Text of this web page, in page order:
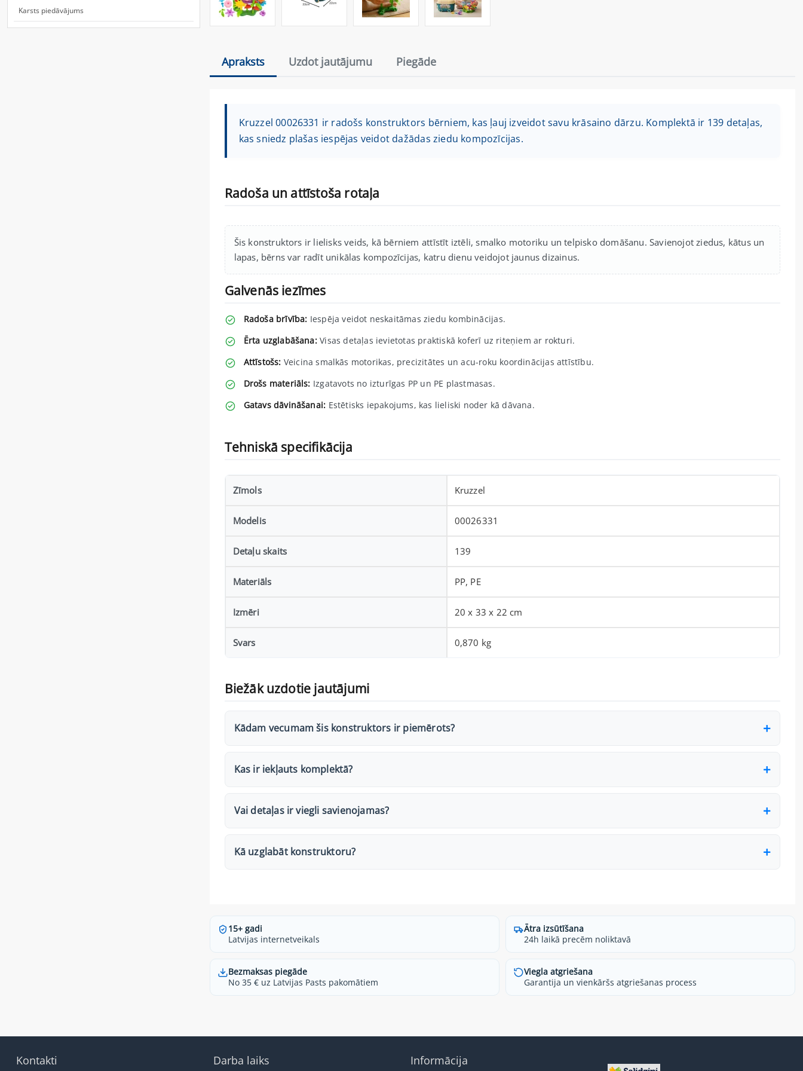
Karsts piedāvājums
Apraksts Uzdot jautājumu Piegāde
Kruzzel 00026331 ir radošs konstruktors bērniem, kas ļauj izveidot savu krāsaino dārzu. Komplektā ir 139 detaļas,
kas sniedz plašas iespējas veidot dažādas ziedu kompozīcijas.
Radoša un attīstoša rotaļa
Šis konstruktors ir lielisks veids, kā bērniem attīstīt iztēli, smalko motoriku un telpisko domāšanu. Savienojot ziedus, kātus un
lapas, bērns var radīt unikālas kompozīcijas, katru dienu veidojot jaunus dizainus.
Galvenās iezīmes
Radoša brīvība: Iespēja veidot neskaitāmas ziedu kombinācijas.
Ērta uzglabāšana:Visas detaļas ievietotas praktiskā koferī uz riteņiem ar rokturi.
Attīstošs: Veicina smalkās motorikas, precizitātes un acu-roku koordinācijas attīstību.
Drošs materiāls: Izgatavots no izturīgas PP un PE plastmasas.
Gatavs dāvināšanai: Estētisks iepakojums, kas lieliski noder kā dāvana.
Tehniskā specifikācija
Zīmols Kruzzel
Modelis 00026331
Detaļu skaits 139
Materiāls PP, PE
Izmēri 20 x 33 x 22 cm
Svars 0,870 kg
Biežāk uzdotie jautājumi
Kādam vecumam šis konstruktors ir piemērots?
Kas ir iekļauts komplektā?
Vai detaļas ir viegli savienojamas?
Kā uzglabāt konstruktoru?
15+ gadi
Latvijas internetveikals
Ātra izsūtīšana
24h laikā precēm noliktavā
Bezmaksas piegāde
No 35 € uz Latvijas Pasts pakomātiem
Viegla atgriešana
Garantija un vienkāršs atgriešanas process
Kontakti Darba laiks Informācija